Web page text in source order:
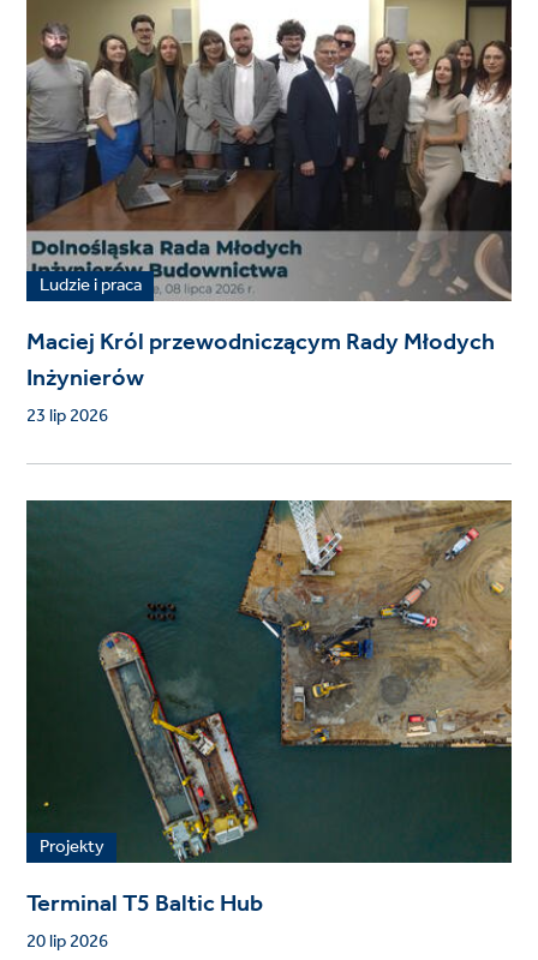
Ludzie i praca
Maciej Król przewodniczącym Rady Młodych
Inżynierów
23 lip 2026
Projekty
Terminal T5 Baltic Hub
20 lip 2026